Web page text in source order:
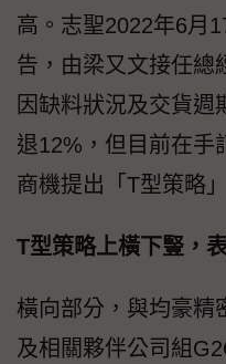
高。志聖2022年6月
告，由梁又文接任總
因缺料狀況及交貨週
退12%，但目前在手
商機提出「T型策略
T型策略上橫下豎，
橫向部分，與均豪精
及相關夥伴公司組